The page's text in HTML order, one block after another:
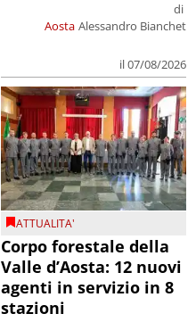
Aosta
di
Alessandro Bianchet
il 07/08/2026
ATTUALITA'
Corpo forestale della
Valle d’Aosta: 12 nuovi
agenti in servizio in 8
stazioni